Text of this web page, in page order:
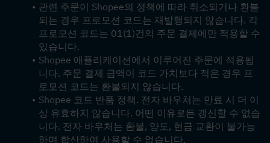
관련 주문이 Shopee의 정책에 따라 취소되거나 환불
되는 경우 프로모션 코드는 재발행되지 않습니다. 각
프로모션 코드는 01(1)건의 주문 결제에만 적용할 수
있습니다.
Shopee 애플리케이션에서 이루어진 주문에 적용됩
니다. 주문 결제 금액이 코드 가치보다 적은 경우 프
로모션 코드는 환불되지 않습니다.
Shopee 코드 반품 정책. 전자 바우처는 만료 시 더 이
상 유효하지 않습니다. 어떤 이유로든 갱신할 수 없습
니다. 전자 바우처는 환불, 양도, 현금 교환이 불가능
하며 합산하여 사용할 수 없습니다.